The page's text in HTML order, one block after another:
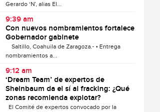
Gerardo ‘N’, alias El...
9:39 am
Con nuevos nombramientos fortalece
Gobernador gabinete
Saltillo, Coahuila de Zaragoza.- • Entrega
nombramientos a...
9:12 am
‘Dream Team’ de expertos de
Sheinbaum da el sí al fracking: ¿Qué
zonas recomienda explotar?
El Comité de expertos convocado por la